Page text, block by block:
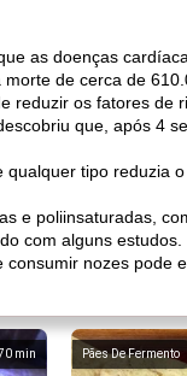
as doenças
de cerca de
reduzir os fatores de
que, após 4
tipo reduzia
e poliinsaturadas,
com alguns estudos.
nozes pode
min Pães De Fermento